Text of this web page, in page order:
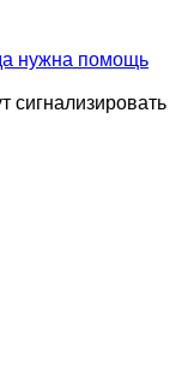
нужна помощь
сигнализировать